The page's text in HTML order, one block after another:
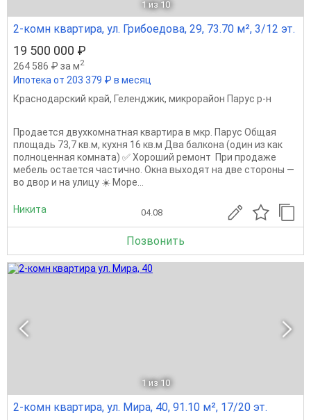
1 из 10
2-комн квартира, ул. Грибоедова, 29, 73.70 м², 3/12 эт.
19 500 000 ₽
264 586 ₽ за м2
Ипотека от 203 379 ₽ в месяц
Краснодарский край, Геленджик, микрорайон Парус р-н
Продается двухкомнатная квартира в мкр. Парус Общая
площадь 73,7 кв.м, кухня 16 кв.м Два балкона (один из как
полноценная комната) ✅ Хороший ремонт ️ При продаже
мебель остается частично. Окна выходят на две стороны —
во двор и на улицу ☀️ Море...
Никита 04.08
Позвонить
1 из 10
2-комн квартира, ул. Мира, 40, 91.10 м², 17/20 эт.